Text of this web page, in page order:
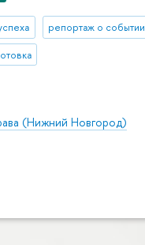
репортаж о событии
(Нижний Новгород)